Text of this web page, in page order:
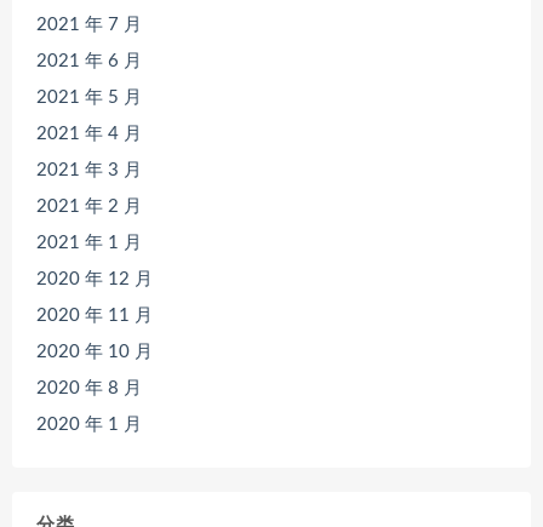
2021 年 7 月
2021 年 6 月
2021 年 5 月
2021 年 4 月
2021 年 3 月
2021 年 2 月
2021 年 1 月
2020 年 12 月
2020 年 11 月
2020 年 10 月
2020 年 8 月
2020 年 1 月